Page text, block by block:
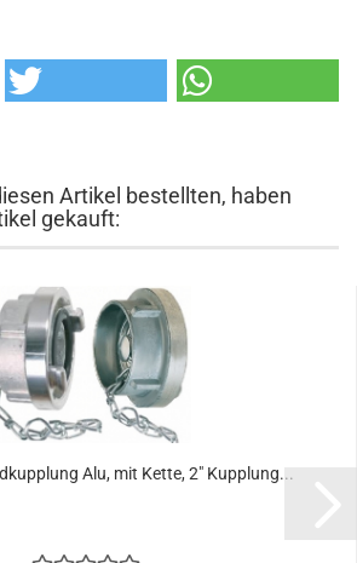
Artikel bestellten, haben
gekauft:
Alu, mit Kette, 2" Kupplung...